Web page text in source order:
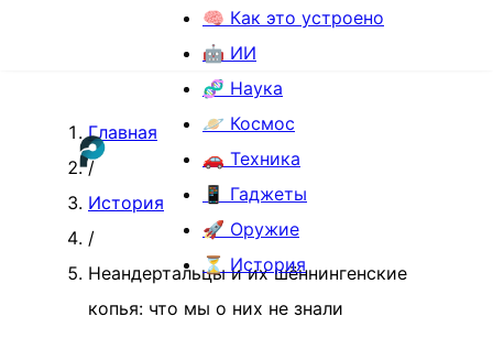
🧠 Как это устроено
🤖 ИИ
🧬 Наука
🪐 Космос
🚗 Техника
📱 Гаджеты
🚀 Оружие
⏳ История
Главная
/
История
/
Неандертальцы и их шённингенские
копья: что мы о них не знали